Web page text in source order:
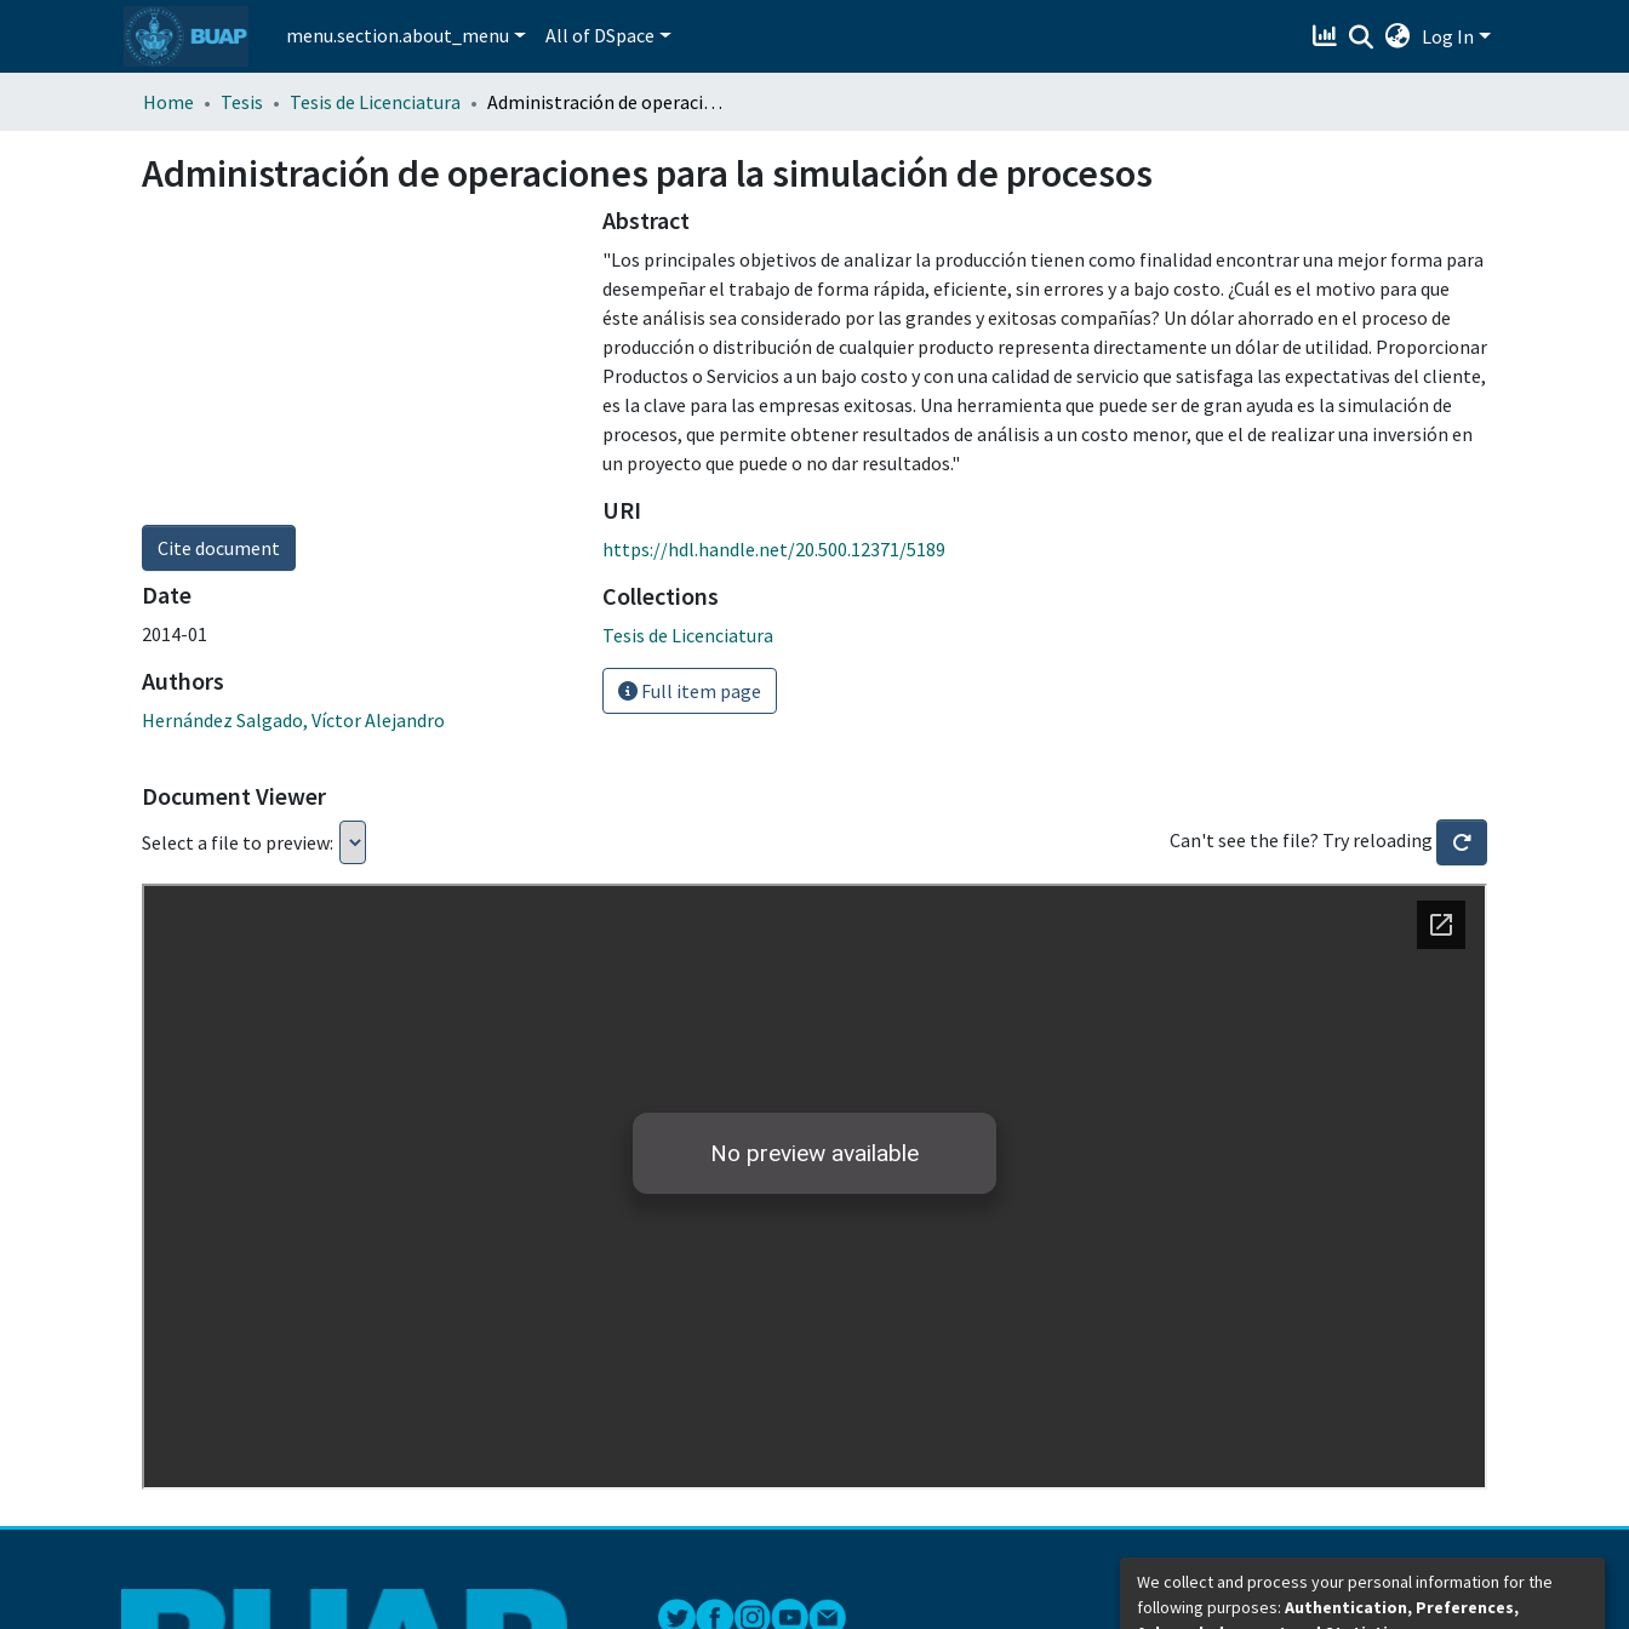
menu.section.about_menu All of DSpace Log In
Home Tesis Tesis de Licenciatura Administración de operaciones para la simulación de procesos
Administración de operaciones para la simulación de procesos
Cite document
Date
2014-01
Authors
Hernández Salgado, Víctor Alejandro
Abstract
"Los principales objetivos de analizar la producción tienen como finalidad encontrar una mejor forma para
desempeñar el trabajo de forma rápida, eficiente, sin errores y a bajo costo. ¿Cuál es el motivo para que
éste análisis sea considerado por las grandes y exitosas compañías? Un dólar ahorrado en el proceso de
producción o distribución de cualquier producto representa directamente un dólar de utilidad. Proporcionar
Productos o Servicios a un bajo costo y con una calidad de servicio que satisfaga las expectativas del cliente,
es la clave para las empresas exitosas. Una herramienta que puede ser de gran ayuda es la simulación de
procesos, que permite obtener resultados de análisis a un costo menor, que el de realizar una inversión en
un proyecto que puede o no dar resultados."
URI
https://hdl.handle.net/20.500.12371/5189
Collections
Tesis de Licenciatura
Full item page
Document Viewer
Select a file to preview: Can't see the file? Try reloading
Dirección General de Bibliotecas
We collect and process your personal information for the
following purposes: Authentication, Preferences,